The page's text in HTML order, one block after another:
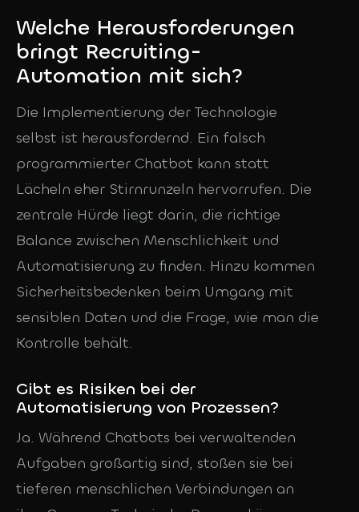
Welche Herausforderungen
bringt Recruiting-
Automation mit sich?
Die Implementierung der Technologie
selbst ist herausfordernd. Ein falsch
programmierter Chatbot kann statt
Lächeln eher Stirnrunzeln hervorrufen. Die
zentrale Hürde liegt darin, die richtige
Balance zwischen Menschlichkeit und
Automatisierung zu finden. Hinzu kommen
Sicherheitsbedenken beim Umgang mit
sensiblen Daten und die Frage, wie man die
Kontrolle behält.
Gibt es Risiken bei der
Automatisierung von Prozessen?
Ja. Während Chatbots bei verwaltenden
Aufgaben großartig sind, stoßen sie bei
tieferen menschlichen Verbindungen an